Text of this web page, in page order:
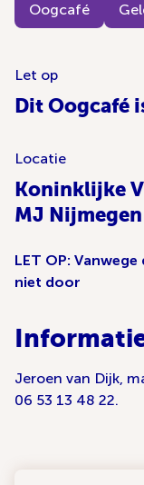
Oogcafé
Let op
Dit Oogcafé
Locatie
Koninklijke
MJ Nijmegen
LET OP:
niet door
Jeroen van Dijk,
06 53 13 48 22.